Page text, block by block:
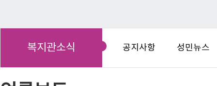
복지관소식 공지사항 성민뉴스